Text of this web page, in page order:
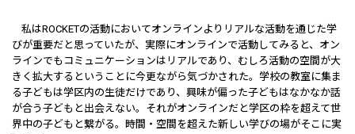
私はROCKETの活動においてオンラインよりリアルな活動を通じた学
びが重要だと思っていたが、実際にオンラインで活動してみると、オン
ラインでもコミュニケーションはリアルであり、むしろ活動の空間が大
きく拡大するということに今更ながら気づかされた。学校の教室に集ま
る子どもは学区内の生徒だけであり、興味が偏った子どもはなかなか話
が合う子どもと出会えない。それがオンラインだと学区の枠を超えて世
界中の子どもと繋がる。時間・空間を超えた新しい学びの場がそこに実